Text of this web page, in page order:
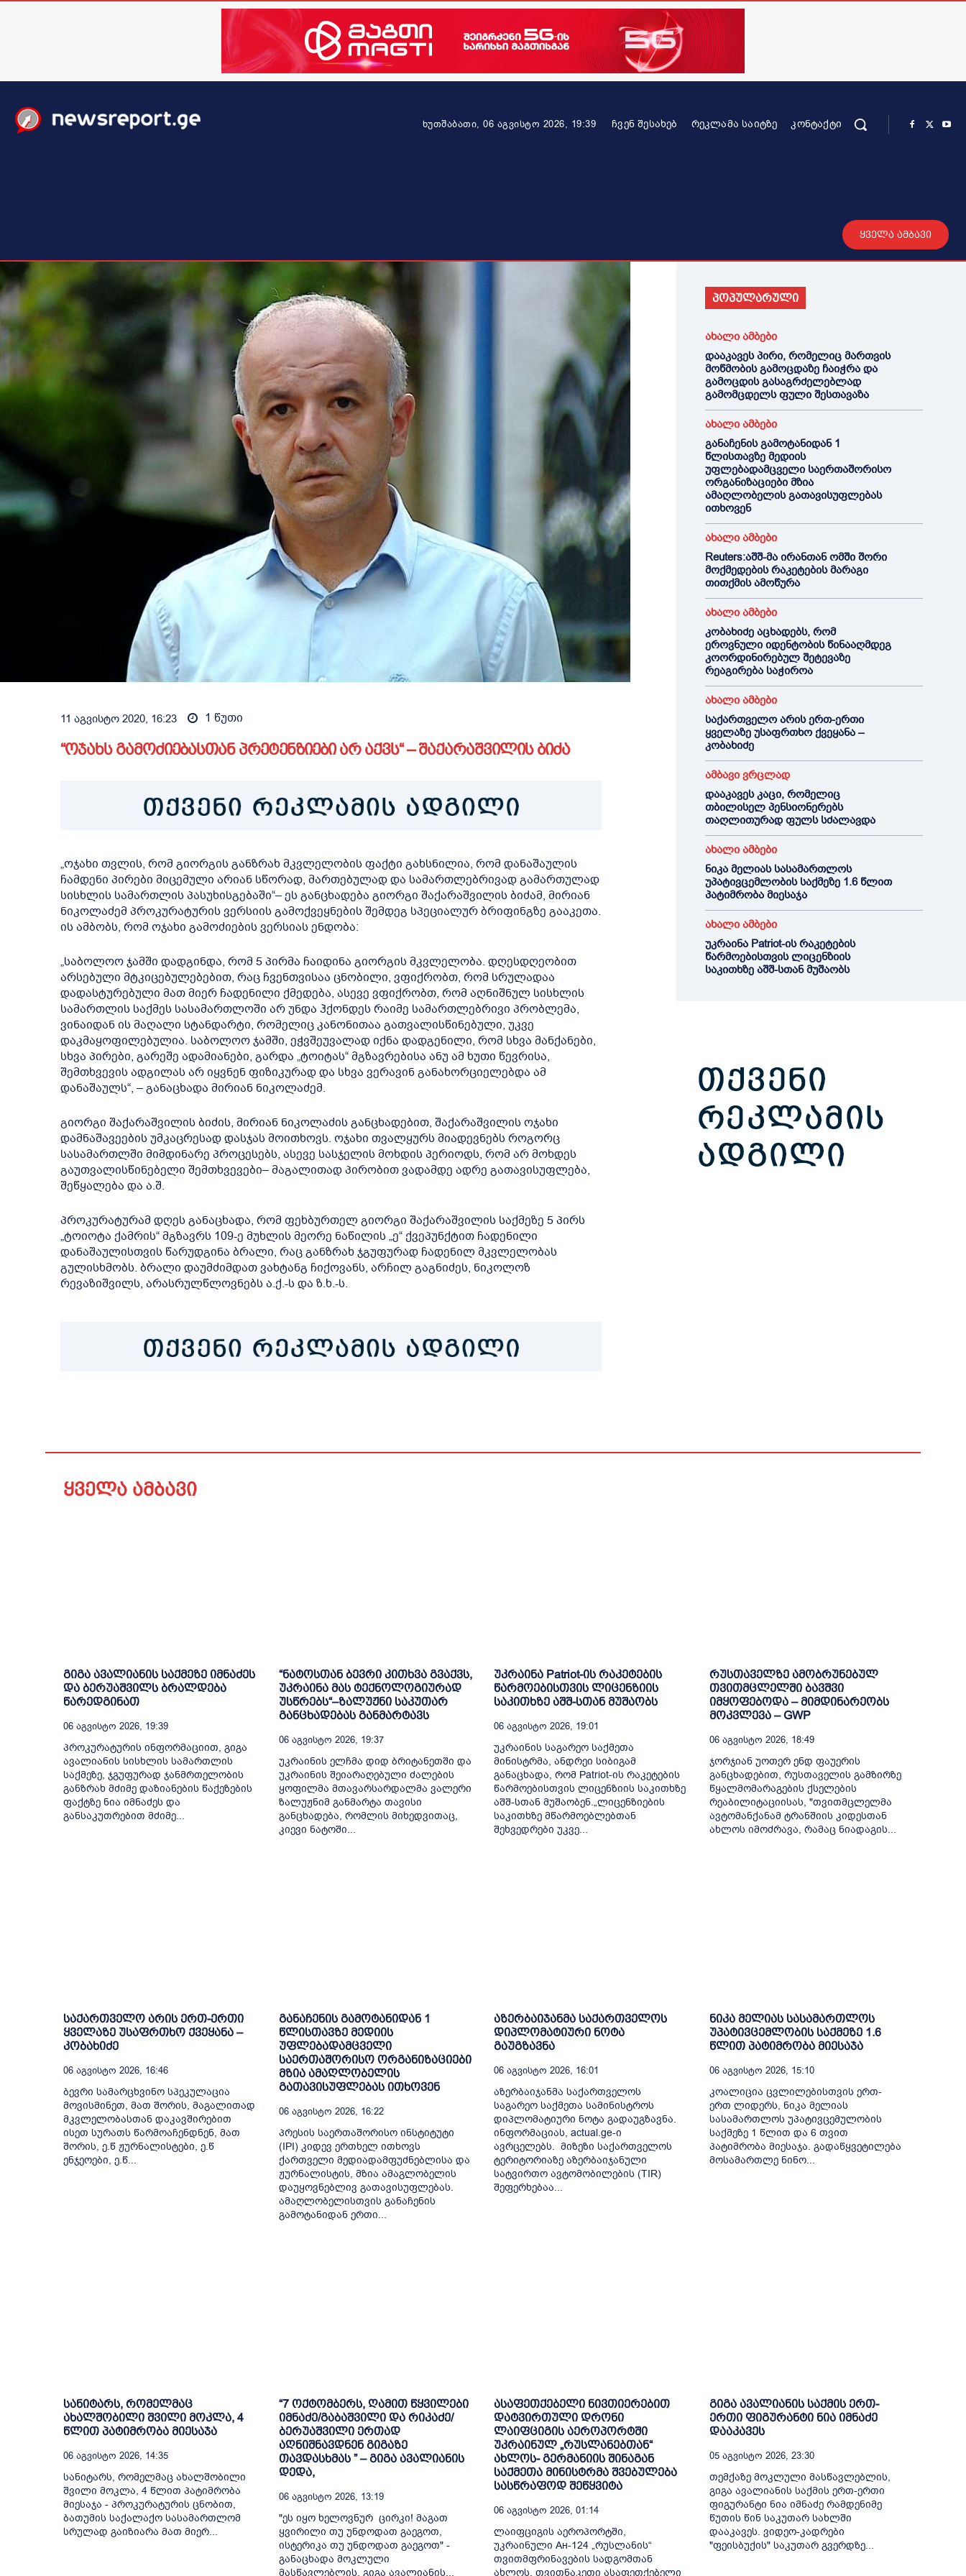
ხუთშაბათი, 06 აგვისტო 2026, 19:39 ᲩᲕᲔᲜ ᲨᲔᲡᲐᲮᲔᲑ ᲠᲔᲙᲚᲐᲛᲐ ᲡᲐᲘᲢᲖᲔ ᲙᲝᲜᲢᲐᲥᲢᲘ
ყველა ამბავი
11 აგვისტო 2020, 16:23 1 წუთი
“ოჯახს გამოძიებასთან პრეტენზიები არ აქვს“ – შაქარაშვილის ბიძა
„ოჯახი თვლის, რომ გიორგის განზრახ მკვლელობის ფაქტი გახსნილია, რომ დანაშაულის
ჩამდენი პირები მიცემული არიან სწორად, მართებულად და სამართლებრივად გამართულად
სისხლის სამართლის პასუხისგებაში“– ეს განცხადება გიორგი შაქარაშვილის ბიძამ, მირიან
ნიკოლაძემ პროკურატურის ვერსიის გამოქვეყნების შემდეგ სპეციალურ ბრიფინგზე გააკეთა.
ის ამბობს, რომ ოჯახი გამოძიების ვერსიას ენდობა:
„საბოლოო ჯამში დადგინდა, რომ 5 პირმა ჩაიდინა გიორგის მკვლელობა. დღესდღეობით
არსებული მტკიცებულებებით, რაც ჩვენთვისაა ცნობილი, ვფიქრობთ, რომ სრულადაა
დადასტურებული მათ მიერ ჩადენილი ქმედება, ასევე ვფიქრობთ, რომ აღნიშნულ სისხლის
სამართლის საქმეს სასამართლოში არ უნდა ჰქონდეს რაიმე სამართლებრივი პრობლემა,
ვინაიდან ის მაღალი სტანდარტი, რომელიც კანონითაა გათვალისწინებული, უკვე
დაკმაყოფილებულია. საბოლოო ჯამში, ეჭვშეუვალად იქნა დადგენილი, რომ სხვა მანქანები,
სხვა პირები, გარეშე ადამიანები, გარდა „ტოიტას“ მგზავრებისა ანუ ამ ხუთი წევრისა,
შემთხვევის ადგილას არ იყვნენ ფიზიკურად და სხვა ვერავინ განახორციელებდა ამ
დანაშაულს“, – განაცხადა მირიან ნიკოლაძემ.
გიორგი შაქარაშვილის ბიძის, მირიან ნიკოლაძის განცხადებით, შაქარაშვილის ოჯახი
დამნაშავეების უმკაცრესად დასჯას მოითხოვს. ოჯახი თვალყურს მიადევნებს როგორც
სასამართლში მიმდინარე პროცესებს, ასევე სასჯელის მოხდის პერიოდს, რომ არ მოხდეს
გაუთვალისწინებელი შემთხვევები– მაგალითად პირობით ვადამდე ადრე გათავისუფლება,
შეწყალება და ა.შ.
პროკურატურამ დღეს განაცხადა, რომ ფეხბურთელ გიორგი შაქარაშვილის საქმეზე 5 პირს
„ტოიოტა ქამრის“ მგზავრს 109-ე მუხლის მეორე ნაწილის „ე“ ქვეპუნქტით ჩადენილი
დანაშაულისთვის წარუდგინა ბრალი, რაც განზრახ ჯგუფურად ჩადენილ მკვლელობას
გულისხმობს. ბრალი დაუმძიმდათ ვახტანგ ჩიქოვანს, არჩილ გაგნიძეს, ნიკოლოზ
რევაზიშვილს, არასრულწლოვნებს ა.ქ.-ს და ზ.ხ.-ს.
პოპულარული
ახალი ამბები
დააკავეს პირი, რომელიც მართვის
მოწმობის გამოცდაზე ჩაიჭრა და
გამოცდის გასაგრძელებლად
გამომცდელს ფული შესთავაზა
ახალი ამბები
განაჩენის გამოტანიდან 1
წლისთავზე მედიის
უფლებადამცველი საერთაშორისო
ორგანიზაციები მზია
ამაღლობელის გათავისუფლებას
ითხოვენ
ახალი ამბები
Reuters:აშშ-მა ირანთან ომში შორი
მოქმედების რაკეტების მარაგი
თითქმის ამოწურა
ახალი ამბები
კობახიძე აცხადებს, რომ
ეროვნული იდენტობის წინააღმდეგ
კოორდინირებულ შეტევაზე
რეაგირება საჭიროა
ახალი ამბები
საქართველო არის ერთ-ერთი
ყველაზე უსაფრთხო ქვეყანა –
კობახიძე
ამბავი ვრცლად
დააკავეს კაცი, რომელიც
თბილისელ პენსიონერებს
თაღლითურად ფულს სძალავდა
ახალი ამბები
ნიკა მელიას სასამართლოს
უპატივცემლობის საქმეზე 1.6 წლით
პატიმრობა მიესაჯა
ახალი ამბები
უკრაინა Patriot-ის რაკეტების
წარმოებისთვის ლიცენზიის
საკითხზე აშშ-სთან მუშაობს
ყველა ამბავი
გიგა ავალიანის საქმეზე იმნაძეს
და ბერუაშვილს ბრალდება
წარედგინათ
06 Აგვისტო 2026, 19:39
პროკურატურის ინფორმაციით, გიგა
ავალიანის სისხლის სამართლის
საქმეზე, ჯგუფურად ჯანმრთელობის
განზრახ მძიმე დაზიანების წაქეზების
ფაქტზე ნია იმნაძეს და
განსაკუთრებით მძიმე...
“ნატოსთან ბევრი კითხვა გვაქვს,
უკრაინა მას ტექნოლოგიურად
უსწრებს“–ზალუჟნი საკუთარ
განცხადებას განმარტავს
06 Აგვისტო 2026, 19:37
უკრაინის ელჩმა დიდ ბრიტანეთში და
უკრაინის შეიარაღებული ძალების
ყოფილმა მთავარსარდალმა ვალერი
ზალუჟნიმ განმარტა თავისი
განცხადება, რომლის მიხედვითაც,
კიევი ნატოში...
უკრაინა Patriot-ის რაკეტების
წარმოებისთვის ლიცენზიის
საკითხზე აშშ-სთან მუშაობს
06 Აგვისტო 2026, 19:01
უკრაინის საგარეო საქმეთა
მინისტრმა, ანდრეი სიბიგამ
განაცხადა, რომ Patriot-ის რაკეტების
წარმოებისთვის ლიცენზიის საკითხზე
აშშ-სთან მუშაობენ.„ლიცენზიების
საკითხზე მწარმოებლებთან
შეხვედრები უკვე...
რუსთაველზე ამობრუნებულ
თვითმცლელში ბავშვი
იმყოფებოდა – მიმდინარეობს
მოკვლევა – GWP
06 Აგვისტო 2026, 18:49
ჯორჯიან უოთერ ენდ ფაუერის
განცხადებით, რუსთაველის გამზირზე
წყალმომარაგების ქსელების
რეაბილიტაციისას, "თვითმცლელმა
ავტომანქანამ ტრანშიის კიდესთან
ახლოს იმოძრავა, რამაც ნიადაგის...
საქართველო არის ერთ-ერთი
ყველაზე უსაფრთხო ქვეყანა –
კობახიძე
06 Აგვისტო 2026, 16:46
ბევრი სამარცხვინო სპეკულაცია
მოვისმინეთ, მათ შორის, მაგალითად
მკვლელობასთან დაკავშირებით
ისეთ სურათს წარმოაჩენდნენ, მათ
შორის, ე.წ ჟურნალისტები, ე.წ
ენჯეოები, ე.წ...
განაჩენის გამოტანიდან 1
წლისთავზე მედიის
უფლებადამცველი
საერთაშორისო ორგანიზაციები
მზია ამაღლობელის
გათავისუფლებას ითხოვენ
06 Აგვისტო 2026, 16:22
პრესის საერთაშორისო ინსტიტუტი
(IPI) კიდევ ერთხელ ითხოვს
ქართველი მედიადამფუძნებლისა და
ჟურნალისტის, მზია ამაგლობელის
დაუყოვნებლივ გათავისუფლებას.
ამაღლობელისთვის განაჩენის
გამოტანიდან ერთი...
აზერბაიჯანმა საქართველოს
დიპლომატიური ნოტა
გაუგზავნა
06 Აგვისტო 2026, 16:01
აზერბაიჯანმა საქართველოს
საგარეო საქმეთა სამინისტროს
დიპლომატიური ნოტა გადაუგზავნა.
ინფორმაციას, actual.ge-ი
ავრცელებს. მიზეზი საქართველოს
ტერიტორიაზე აზერბაიჯანული
სატვირთო ავტომობილების (TIR)
შეფერხებაა...
ნიკა მელიას სასამართლოს
უპატივცემლობის საქმეზე 1.6
წლით პატიმრობა მიესაჯა
06 Აგვისტო 2026, 15:10
კოალიცია ცვლილებისთვის ერთ-
ერთ ლიდერს, ნიკა მელიას
სასამართლოს უპატივცემულობის
საქმეზე 1 წლით და 6 თვით
პატიმრობა მიესაჯა. გადაწყვეტილება
მოსამართლე ნინო...
სანიტარს, რომელმაც
ახალშობილი შვილი მოკლა, 4
წლით პატიმრობა მიესაჯა
06 Აგვისტო 2026, 14:35
სანიტარს, რომელმაც ახალშობილი
შვილი მოკლა, 4 წლით პატიმრობა
მიესაჯა - პროკურატურის ცნობით,
ბათუმის საქალაქო სასამართლომ
სრულად გაიზიარა მათ მიერ...
“7 ოქტომბერს, ღამით წყვილები
იმნაძე/გაბაშვილი და რიკაძე/
ბერუაშვილი ერთად
აღნიშნავდნენ გიგაზე
თავდასხმას ” – გიგა ავალიანის
დედა,
06 Აგვისტო 2026, 13:19
"ეს იყო ხელოვნურ ცირკი! მაგათ
ყვირილი თუ უნდოდათ გაეგოთ,
ისტერიკა თუ უნდოდათ გაეგოთ" -
განაცხადა მოკლული
მასწავლებლის, გიგა ავალიანის...
ასაფეთქებელი ნივთიერებით
დატვირთული დრონი
ლაიფციგის აეროპორტში
უკრაინულ „რუსლანებთან“
ახლოს- გერმანიის შინაგან
საქმეთა მინისტრმა შვებულება
სასწრაფოდ შეწყვიტა
06 Აგვისტო 2026, 01:14
ლაიფციგის აეროპორტში,
უკრაინული Ан-124 „რუსლანის“
თვითმფრინავების სადგომთან
ახლოს, თვითნაკეთი ასაფეთქებელი
გიგა ავალიანის საქმის ერთ-
ერთი ფიგურანტი ნია იმნაძე
დააკავეს
05 Აგვისტო 2026, 23:30
თემქაზე მოკლული მასწავლებლის,
გიგა ავალიანის საქმის ერთ-ერთი
ფიგურანტი ნია იმნაძე რამდენიმე
წუთის წინ საკუთარ სახლში
დააკავეს. ვიდეო-კადრები
"ფეისბუქის" საკუთარ გვერდზე...